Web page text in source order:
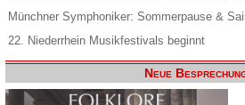
Münchner Symphoniker: Sommerpause &
22. Niederrhein Musikfestivals beginnt
Neue